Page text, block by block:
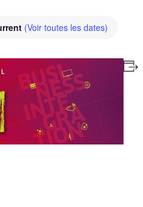
(Voir toutes les dates)